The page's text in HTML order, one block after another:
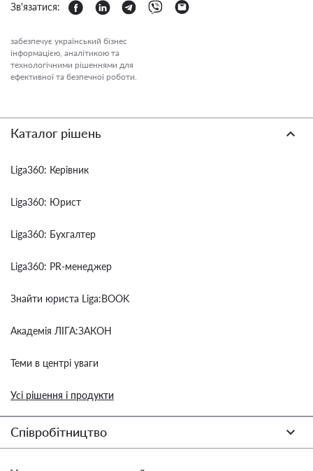
Зв'язатися:
забезпечує український бізнес
інформацією, аналітикою та
технологічними рішеннями для
ефективної та безпечної роботи.
Каталог рішень
Liga360: Керівник
Liga360: Юрист
Liga360: Бухгалтер
Liga360: PR-менеджер
Знайти юриста Liga:BOOK
Академія ЛІГА:ЗАКОН
Теми в центрі уваги
Усі рішення і продукти
Співробітництво